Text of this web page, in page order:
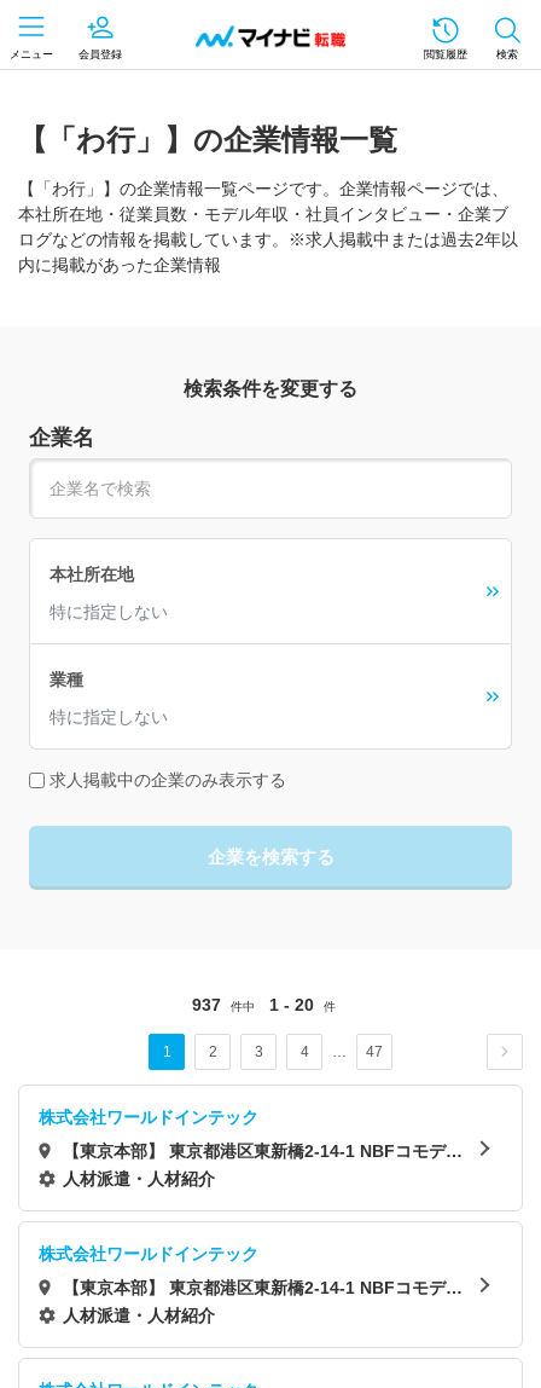
メニュー 会員登録 閲覧履歴 検索
【「わ行」】の企業情報一覧
【「わ行」】の企業情報一覧ページです。企業情報ページでは、
本社所在地・従業員数・モデル年収・社員インタビュー・企業ブ
ログなどの情報を掲載しています。※求人掲載中または過去2年以
内に掲載があった企業情報
検索条件を変更する
企業名
本社所在地
特に指定しない
業種
特に指定しない
求人掲載中の企業のみ表示する
企業を検索する
937 件中 1 - 20 件
1 2 3 4 … 47
株式会社ワールドインテック
【東京本部】 東京都港区東新橋2-14-1 NBFコモディ
オ汐留4F
人材派遣・人材紹介
株式会社ワールドインテック
【東京本部】 東京都港区東新橋2-14-1 NBFコモディ
オ汐留4F
人材派遣・人材紹介